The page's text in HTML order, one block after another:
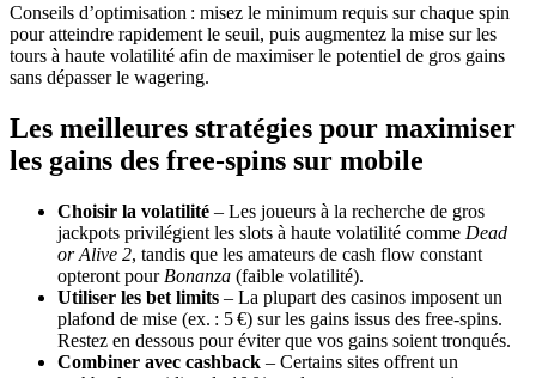
Conseils d’optimisation : misez le minimum requis sur chaque spin
pour atteindre rapidement le seuil, puis augmentez la mise sur les
tours à haute volatilité afin de maximiser le potentiel de gros gains
sans dépasser le wagering.
Les meilleures stratégies pour maximiser
les gains des free‑spins sur mobile
Choisir la volatilité – Les joueurs à la recherche de gros
jackpots privilégient les slots à haute volatilité comme Dead
or Alive 2, tandis que les amateurs de cash flow constant
opteront pour Bonanza (faible volatilité).
Utiliser les bet limits – La plupart des casinos imposent un
plafond de mise (ex. : 5 €) sur les gains issus des free‑spins.
Restez en dessous pour éviter que vos gains soient tronqués.
Combiner avec cashback – Certains sites offrent un